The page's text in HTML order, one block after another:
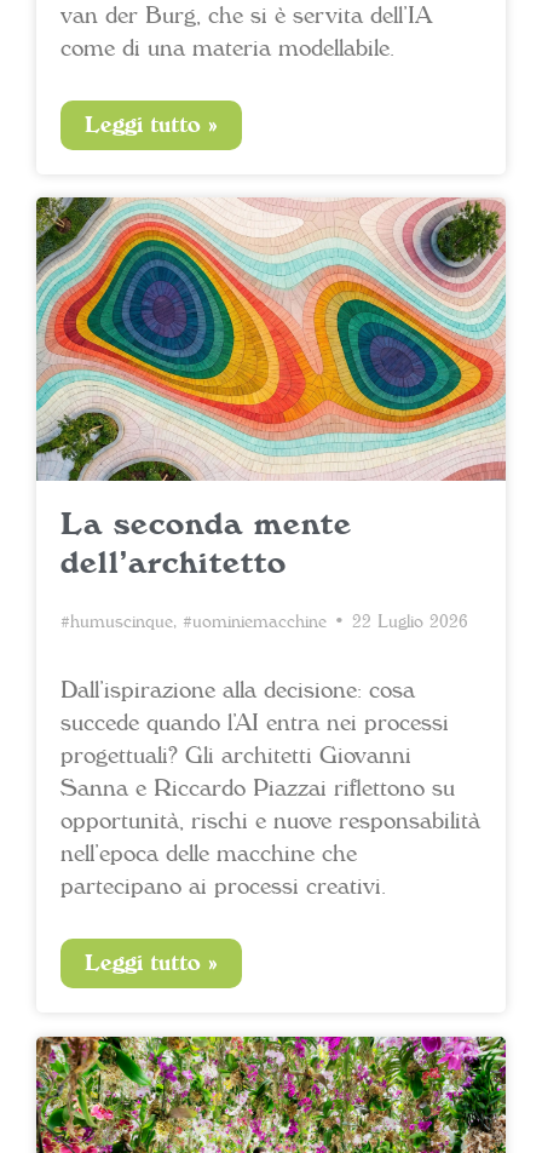
van der Burg, che si è servita dell’IA
come di una materia modellabile.
Leggi tutto »
La seconda mente
dell’architetto
#humuscinque, #uominiemacchine • 22 Luglio 2026
Dall’ispirazione alla decisione: cosa
succede quando l’AI entra nei processi
progettuali? Gli architetti Giovanni
Sanna e Riccardo Piazzai riflettono su
opportunità, rischi e nuove responsabilità
nell’epoca delle macchine che
partecipano ai processi creativi.
Leggi tutto »